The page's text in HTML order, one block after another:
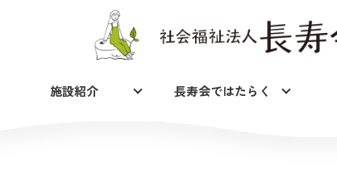
施設紹介 長寿会ではたらく